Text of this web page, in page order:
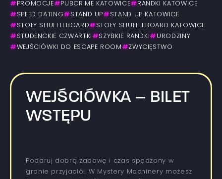
# PROMOCJE# PUBCRIME KATOWICE# RANDKI KATOWICE
# SPEED DATING# STAND UP# STAND UP KATOWICE
# STOŁY SHUFFLEBOARD# STOŁY SHUFFLEBOARD KATOWICE
# STUDENCKIE CZWARTKI #SZYBKIE RANDKI # URODZINY
#WEJŚCIÓWKI DO ESCAPE ROOM #ZWYCIĘSTWO
WEJŚCIÓWKA – BILET
WSTĘPU
Podaruj dobrą zabawę i czas spędzony w
gronie przyjaciół. W Mystery Machinery możesz